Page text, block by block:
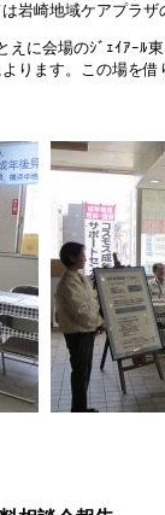
岩崎地域ケアプラ
えに会場のｼﾞｪｲｱｰﾙ
ります。この場を借